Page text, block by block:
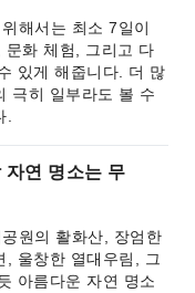
해서는 최소 7일이
화 체험, 그리고 다
있게 해줍니다. 더 많
극히 일부라도 볼 수
자연 명소는 무
원의 활화산, 장엄한
, 울창한 열대우림, 그
아름다운 자연 명소